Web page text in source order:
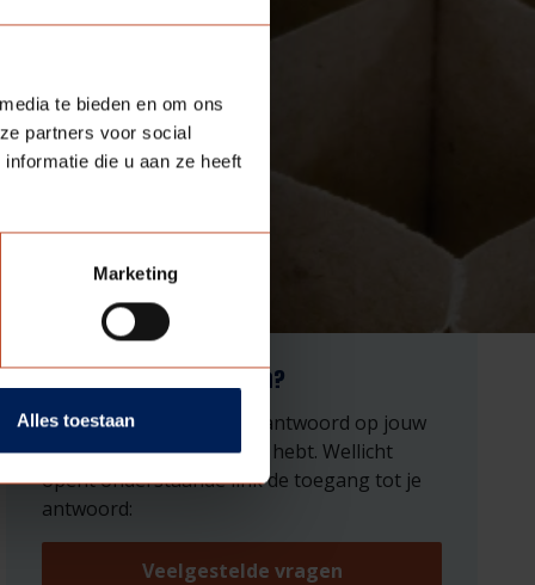
te bieden en om ons
partners voor social
die u aan ze heeft
Marketing
Alles toestaan
Antwoord niet gevonden?
Wat vervelend dat je het antwoord op jouw
vraag nog niet gevonden hebt. Wellicht
opent onderstaande link de toegang tot je
antwoord:
Veelgestelde vragen